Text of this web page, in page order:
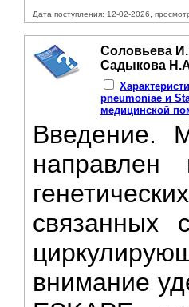
Дата поступления: 12-02-2026,
Соловьева
Садыкова
pneumoniae и
медицинской
Введение.
связанных
внимание